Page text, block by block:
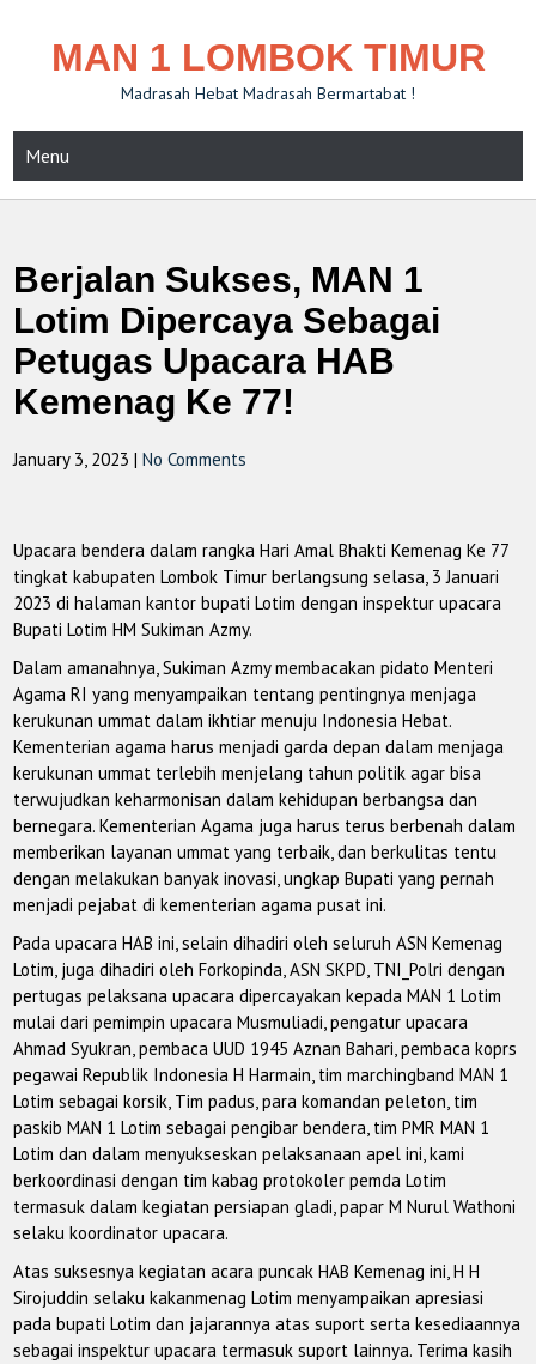
MAN 1 LOMBOK TIMUR
Madrasah Hebat Madrasah Bermartabat !
Menu
Berjalan Sukses, MAN 1
Lotim Dipercaya Sebagai
Petugas Upacara HAB
Kemenag Ke 77!
January 3, 2023 |No Comments
Upacara bendera dalam rangka Hari Amal Bhakti Kemenag Ke 77
tingkat kabupaten Lombok Timur berlangsung selasa, 3 Januari
2023 di halaman kantor bupati Lotim dengan inspektur upacara
Bupati Lotim HM Sukiman Azmy.
Dalam amanahnya, Sukiman Azmy membacakan pidato Menteri
Agama RI yang menyampaikan tentang pentingnya menjaga
kerukunan ummat dalam ikhtiar menuju Indonesia Hebat.
Kementerian agama harus menjadi garda depan dalam menjaga
kerukunan ummat terlebih menjelang tahun politik agar bisa
terwujudkan keharmonisan dalam kehidupan berbangsa dan
bernegara. Kementerian Agama juga harus terus berbenah dalam
memberikan layanan ummat yang terbaik, dan berkulitas tentu
dengan melakukan banyak inovasi, ungkap Bupati yang pernah
menjadi pejabat di kementerian agama pusat ini.
Pada upacara HAB ini, selain dihadiri oleh seluruh ASN Kemenag
Lotim, juga dihadiri oleh Forkopinda, ASN SKPD, TNI_Polri dengan
pertugas pelaksana upacara dipercayakan kepada MAN 1 Lotim
mulai dari pemimpin upacara Musmuliadi, pengatur upacara
Ahmad Syukran, pembaca UUD 1945 Aznan Bahari, pembaca koprs
pegawai Republik Indonesia H Harmain, tim marchingband MAN 1
Lotim sebagai korsik, Tim padus, para komandan peleton, tim
paskib MAN 1 Lotim sebagai pengibar bendera, tim PMR MAN 1
Lotim dan dalam menyukseskan pelaksanaan apel ini, kami
berkoordinasi dengan tim kabag protokoler pemda Lotim
termasuk dalam kegiatan persiapan gladi, papar M Nurul Wathoni
selaku koordinator upacara.
Atas suksesnya kegiatan acara puncak HAB Kemenag ini, H H
Sirojuddin selaku kakanmenag Lotim menyampaikan apresiasi
pada bupati Lotim dan jajarannya atas suport serta kesediaannya
sebagai inspektur upacara termasuk suport lainnya. Terima kasih